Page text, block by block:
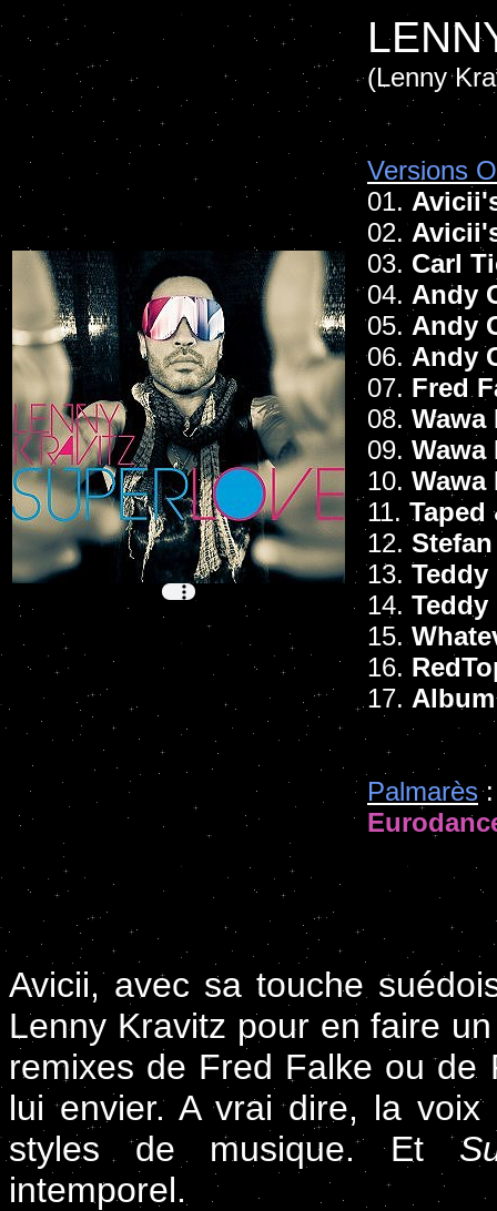
(Lenny
Versions
01.
02.
03. Carl
04. Andy
05.Andy
06. Andy
07. Fred
08. Wawa
09. Wawa
10. Wawa
11. Taped
12.
13. Teddy
14. Teddy
15.
16.
17.
Palmarès:
Avicii, avec sa touche
Lenny Kravitz pour en faire
remixes de Fred Falke ou de
lui envier. A vrai dire, la
styles de musique. Et
intemporel.